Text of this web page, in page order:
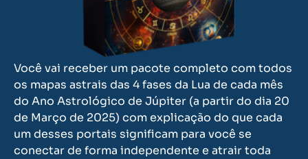
Você vai receber um pacote completo com todos
os mapas astrais das 4 fases da Lua de cada mês
do Ano Astrológico de Júpiter (a partir do dia 20
de Março de 2025) com explicação do que cada
um desses portais significam para você se
conectar de forma independente e atrair toda